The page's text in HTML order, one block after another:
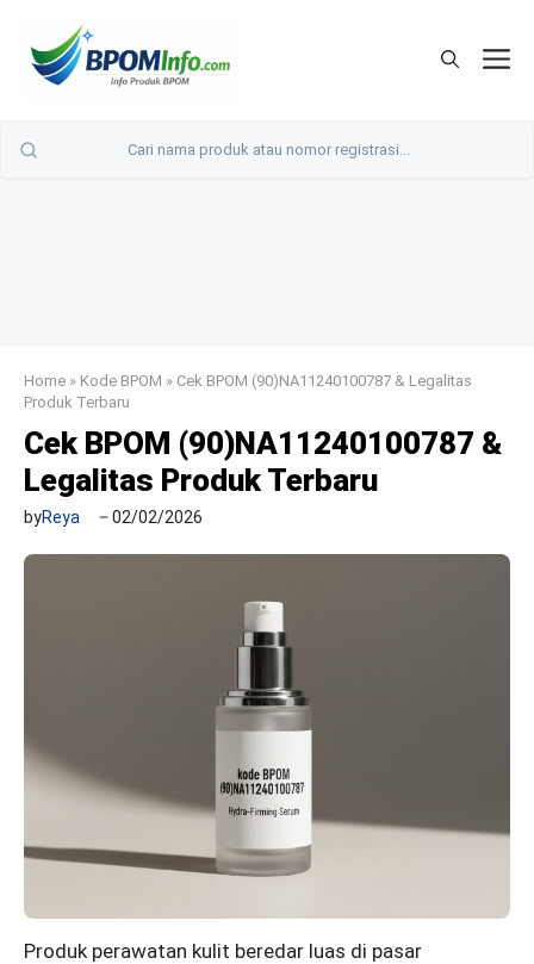
Home » Kode BPOM » Cek BPOM (90)NA11240100787 & Legalitas
Produk Terbaru
Cek BPOM (90)NA11240100787 &
Legalitas Produk Terbaru
byReya 02/02/2026
Produk perawatan kulit beredar luas di pasar